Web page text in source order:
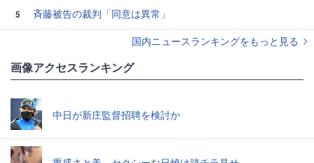
5
斉藤被告の裁判「同意は異常」
国内ニュースランキングをもっと見る
画像アクセスランキング
中日が新庄監督招聘を検討か